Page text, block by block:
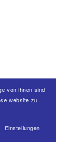
von ihnen sind
website zu
Einstellungen